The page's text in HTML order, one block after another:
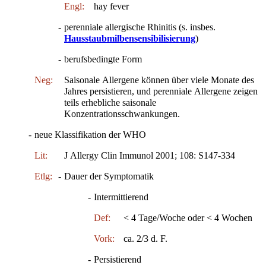
Engl: hay fever
- perenniale allergische Rhinitis (s. insbes.
Hausstaubmilbensensibilisierung)
- berufsbedingte Form
Neg:
Saisonale Allergene können über viele Monate des
Jahres persistieren, und perenniale Allergene zeigen
teils erhebliche saisonale
Konzentrationsschwankungen.
- neue Klassifikation der WHO
Lit: J Allergy Clin Immunol 2001; 108: S147-334
Etlg: - Dauer der Symptomatik
- Intermittierend
Def: < 4 Tage/Woche oder < 4 Wochen
Vork: ca. 2/3 d. F.
- Persistierend